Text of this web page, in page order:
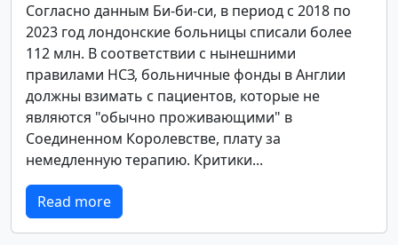
Согласно данным Би-би-си, в период с 2018 по
2023 год лондонские больницы списали более
112 млн. В соответствии с нынешними
правилами НСЗ, больничные фонды в Англии
должны взимать с пациентов, которые не
являются "обычно проживающими" в
Соединенном Королевстве, плату за
немедленную терапию. Критики...
Read more